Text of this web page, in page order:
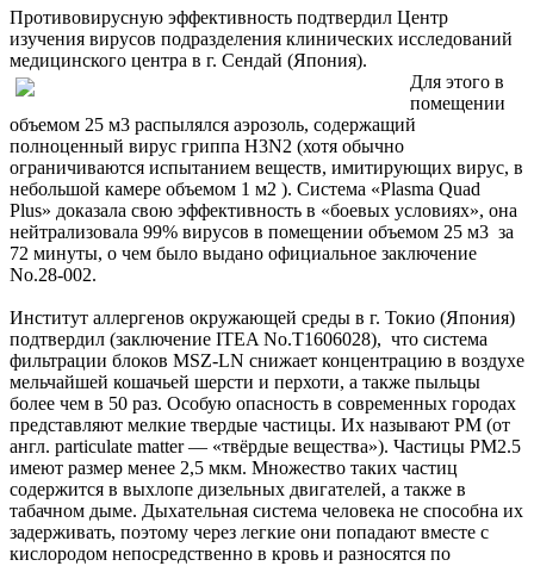
Противовирусную эффективность подтвердил Центр
изучения вирусов подразделения клинических исследований
медицинского центра в г. Сендай (Япония).
Для этого в
помещении
объемом 25 м3 распылялся аэрозоль, содержащий
полноценный вирус гриппа H3N2 (хотя обычно
ограничиваются испытанием веществ, имитирующих вирус, в
небольшой камере объемом 1 м2 ). Система «Plasma Quad
Plus» доказала свою эффективность в «боевых условиях», она
нейтрализовала 99% вирусов в помещении объемом 25 м3 за
72 минуты, о чем было выдано официальное заключение
No.28-002.
Институт аллергенов окружающей среды в г. Токио (Япония)
подтвердил (заключение ITEA No.T1606028), что система
фильтрации блоков MSZ-LN снижает концентрацию в воздухе
мельчайшей кошачьей шерсти и перхоти, а также пыльцы
более чем в 50 раз. Особую опасность в современных городах
представляют мелкие твердые частицы. Их называют PM (от
англ. particulate matter — «твёрдые вещества»). Частицы PM2.5
имеют размер менее 2,5 мкм. Множество таких частиц
содержится в выхлопе дизельных двигателей, а также в
табачном дыме. Дыхательная система человека не способна их
задерживать, поэтому через легкие они попадают вместе с
кислородом непосредственно в кровь и разносятся по